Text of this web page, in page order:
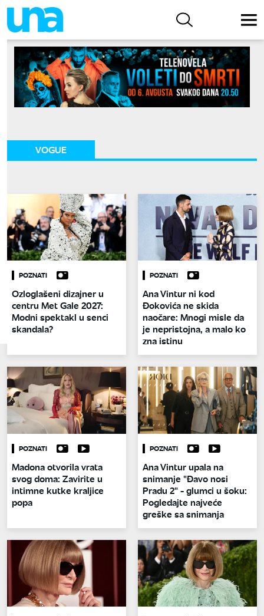
VOGUE
POZNATI
Ozloglašeni dizajner u
centru Met Gale 2027:
Modni spektakl u senci
skandala?
POZNATI
Ana Vintur ni kod
Đokovića ne skida
naočare: Mnogi misle da
je nepristojna, a malo ko
zna istinu
POZNATI
Madona otvorila vrata
svog doma: Zavirite u
intimne kutke kraljice
popa
POZNATI
Ana Vintur upala na
snimanje "Đavo nosi
Pradu 2" - glumci u šoku:
Pogledajte najveće
greške sa snimanja